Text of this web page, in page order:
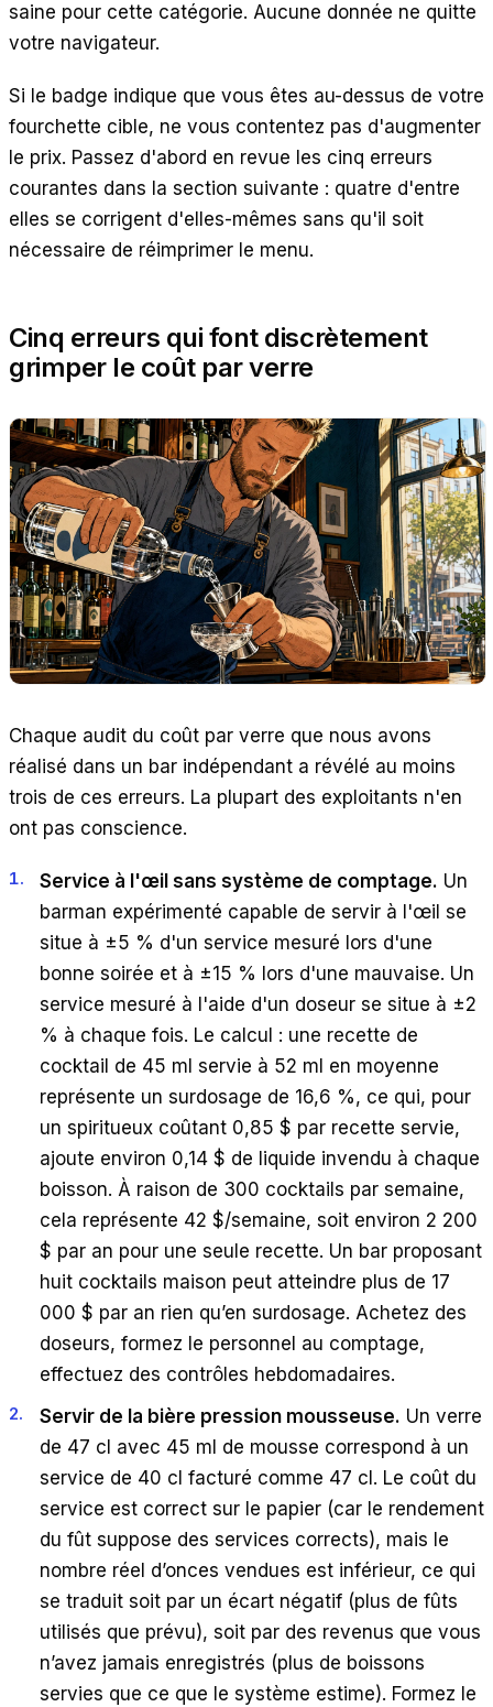
saine pour cette catégorie. Aucune donnée ne quitte
votre navigateur.
Si le badge indique que vous êtes au-dessus de votre
fourchette cible, ne vous contentez pas d'augmenter
le prix. Passez d'abord en revue les cinq erreurs
courantes dans la section suivante : quatre d'entre
elles se corrigent d'elles-mêmes sans qu'il soit
nécessaire de réimprimer le menu.
Cinq erreurs qui font discrètement
grimper le coût par verre
Chaque audit du coût par verre que nous avons
réalisé dans un bar indépendant a révélé au moins
trois de ces erreurs. La plupart des exploitants n'en
ont pas conscience.
Service à l'œil sans système de comptage. Un
barman expérimenté capable de servir à l'œil se
situe à ±5 % d'un service mesuré lors d'une
bonne soirée et à ±15 % lors d'une mauvaise. Un
service mesuré à l'aide d'un doseur se situe à ±2
% à chaque fois. Le calcul : une recette de
cocktail de 45 ml servie à 52 ml en moyenne
représente un surdosage de 16,6 %, ce qui, pour
un spiritueux coûtant 0,85 $ par recette servie,
ajoute environ 0,14 $ de liquide invendu à chaque
boisson. À raison de 300 cocktails par semaine,
cela représente 42 $/semaine, soit environ 2 200
$ par an pour une seule recette. Un bar proposant
huit cocktails maison peut atteindre plus de 17
000 $ par an rien qu’en surdosage. Achetez des
doseurs, formez le personnel au comptage,
effectuez des contrôles hebdomadaires.
Servir de la bière pression mousseuse. Un verre
de 47 cl avec 45 ml de mousse correspond à un
service de 40 cl facturé comme 47 cl. Le coût du
service est correct sur le papier (car le rendement
du fût suppose des services corrects), mais le
nombre réel d’onces vendues est inférieur, ce qui
se traduit soit par un écart négatif (plus de fûts
utilisés que prévu), soit par des revenus que vous
n’avez jamais enregistrés (plus de boissons
servies que ce que le système estime). Formez le